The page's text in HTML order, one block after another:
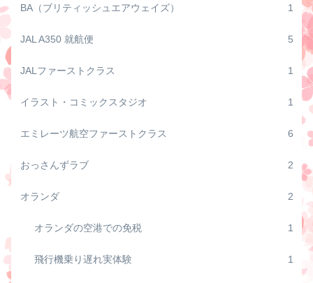
BA（ブリティッシュエアウェイズ） 1
JAL A350 就航便 5
JALファーストクラス 1
イラスト・コミックスタジオ 1
エミレーツ航空ファーストクラス 6
おっさんずラブ 2
オランダ 2
オランダの空港での免税 1
飛行機乗り遅れ実体験 1